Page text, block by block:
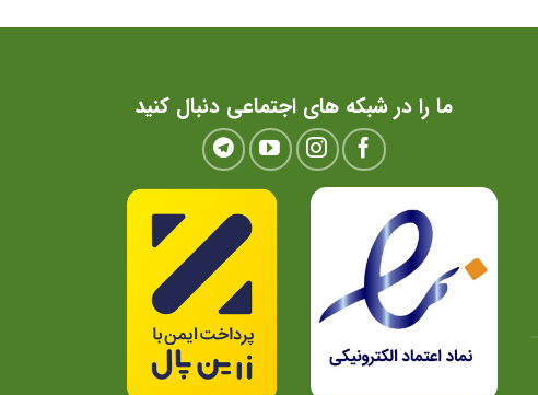
ما را در شبکه های اجتماعی دنبال کنید